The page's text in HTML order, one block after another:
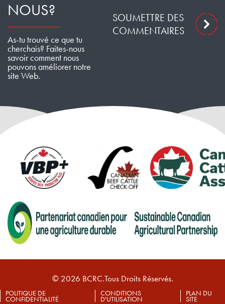
NOUS?
As-tu trouvé ce que tu
cherchais? Faites-nous
savoir comment nous
pouvons améliorer notre
site Web.
SOUMETTRE DES
COMMENTAIRES
© 2026 BCRC.Tous Droits Réservés.
POLITIQUE DE
CONFIDENTIALITÉ
CONDITIONS
D'UTILISATION
PLAN DU
SITE